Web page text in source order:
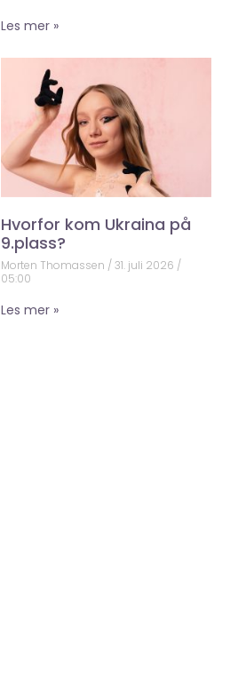
Les mer »
Hvorfor kom Ukraina på
9.plass?
Morten Thomassen
31. juli 2026
05:00
Les mer »